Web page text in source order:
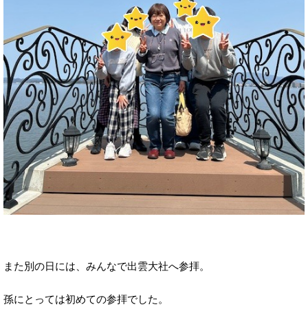
また別の日には、みんなで出雲大社へ参拝。
孫にとっては初めての参拝でした。